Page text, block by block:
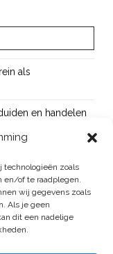
technologieën zoals
en/of te raadplegen.
wij gegevens zoals
Als je geen
dit een nadelige
als
en handelen